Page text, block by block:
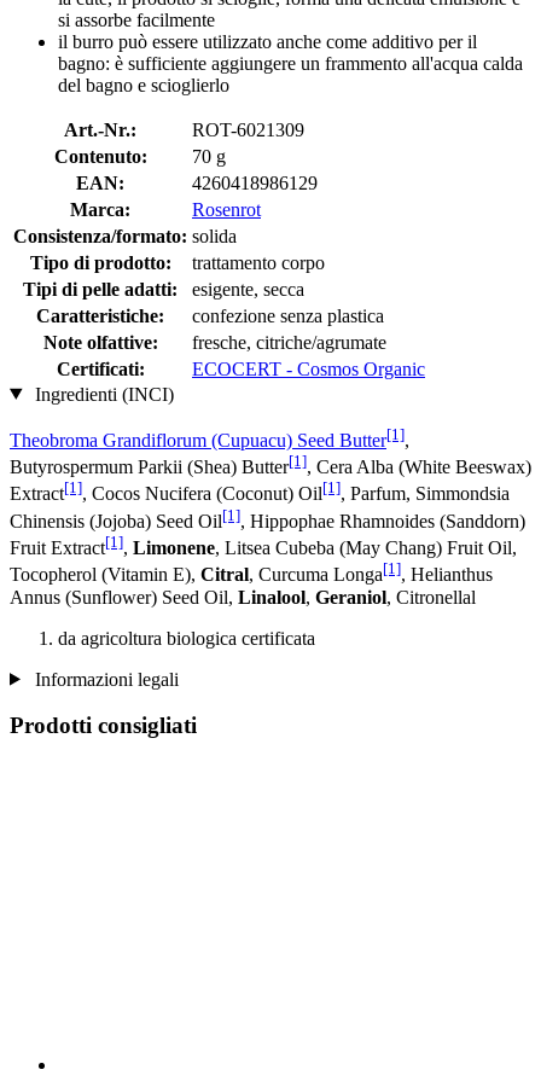
si assorbe facilmente
il burro può essere utilizzato anche come additivo per il
bagno: è sufficiente aggiungere un frammento all'acqua calda
del bagno e scioglierlo
Art.-Nr.:
ROT-6021309
Contenuto:
70 g
EAN:
4260418986129
Marca:
Rosenrot
Consistenza/formato: solida
Tipo di prodotto:
trattamento corpo
Tipi di pelle adatti:
esigente, secca
Caratteristiche:
confezione senza plastica
Note olfattive:
fresche, citriche/agrumate
Certificati:
ECOCERT - Cosmos Organic
Ingredienti (INCI)
Theobroma Grandiflorum (Cupuacu) Seed Butter[1],
Butyrospermum Parkii (Shea) Butter[1], Cera Alba (White Beeswax)
Extract[1], Cocos Nucifera (Coconut) Oil[1], Parfum, Simmondsia
Chinensis (Jojoba) Seed Oil[1], Hippophae Rhamnoides (Sanddorn)
Fruit Extract[1], Limonene, Litsea Cubeba (May Chang) Fruit Oil,
Tocopherol (Vitamin E), Citral, Curcuma Longa[1], Helianthus
Annus (Sunflower) Seed Oil, Linalool, Geraniol, Citronellal
da agricoltura biologica certificata
Informazioni legali
Prodotti consigliati